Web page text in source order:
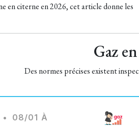
en citerne en 2026, cet article donne les
Gaz
Des normes précises existent
•
08/01 À